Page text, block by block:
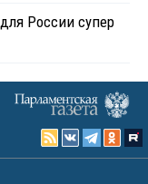
России супер